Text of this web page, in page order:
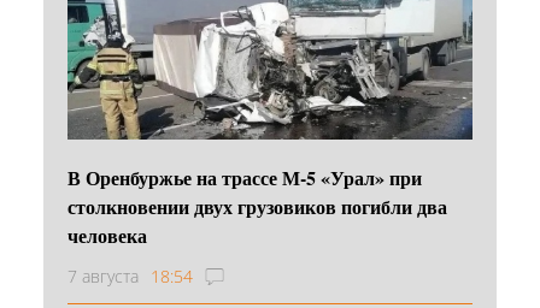
В Оренбуржье на трассе М-5 «Урал» при
столкновении двух грузовиков погибли два
человека
7 августа 18:54